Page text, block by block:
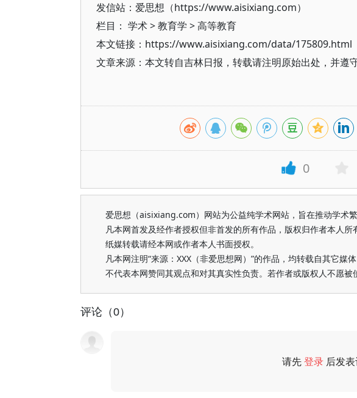
发信站：爱思想（https://www.aisixiang.com）
栏目： 学术>教育学 >高等教育
本文链接：https://www.aisixiang.com/data/175809.html
文章来源：本文转自吉林日报，转载请注明原始出处，并遵
0
爱思想（aisixiang.com）网站为公益纯学术网站，旨在推动学术繁
凡本网首发及经作者授权但非首发的所有作品，版权归作者本人所
纸媒转载请经本网或作者本人书面授权。
凡本网注明“来源：XXX（非爱思想网）”的作品，均转载自其它媒
不代表本网赞同其观点和对其真实性负责。若作者或版权人不愿被
评论（0）
请先登录 后发